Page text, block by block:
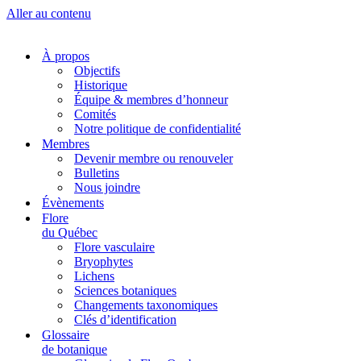
Aller au contenu
À propos
Objectifs
Historique
Équipe & membres d’honneur
Comités
Notre politique de confidentialité
Membres
Devenir membre ou renouveler
Bulletins
Nous joindre
Évènements
Flore
du Québec
Flore vasculaire
Bryophytes
Lichens
Sciences botaniques
Changements taxonomiques
Clés d’identification
Glossaire
de botanique